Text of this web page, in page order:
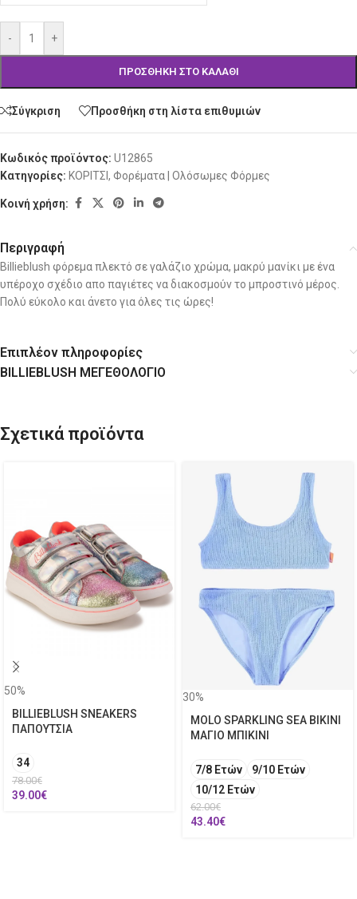
- +
ΠΡΟΣΘΉΚΗ ΣΤΟ ΚΑΛΆΘΙ
Σύγκριση Προσθήκη στη λίστα επιθυμιών
Κωδικός προϊόντος: U12865
Κατηγορίες: ΚΟΡΙΤΣΙ , Φορέματα | Ολόσωμες Φόρμες
Κοινή χρήση:
Περιγραφή
Billieblush φόρεμα πλεκτό σε γαλάζιο χρώμα, μακρύ μανίκι με ένα
υπέροχο σχέδιο απο παγιέτες να διακοσμούν το μπροστινό μέρος.
Πολύ εύκολο και άνετο για όλες τις ώρες!
Επιπλέον πληροφορίες
BILLIEBLUSH ΜΕΓΕΘΟΛΟΓΙΟ
Σχετικά προϊόντα
50%
BILLIEBLUSH SNEAKERS
ΠΑΠΟΥΤΣΙΑ
34
78.00€
39.00€
30%
MOLO SPARKLING SEA BIKINI
ΜΑΓΙΟ ΜΠΙΚΙΝΙ
7/8 Ετών
9/10 Ετών
10/12 Ετών
62.00€
43.40€